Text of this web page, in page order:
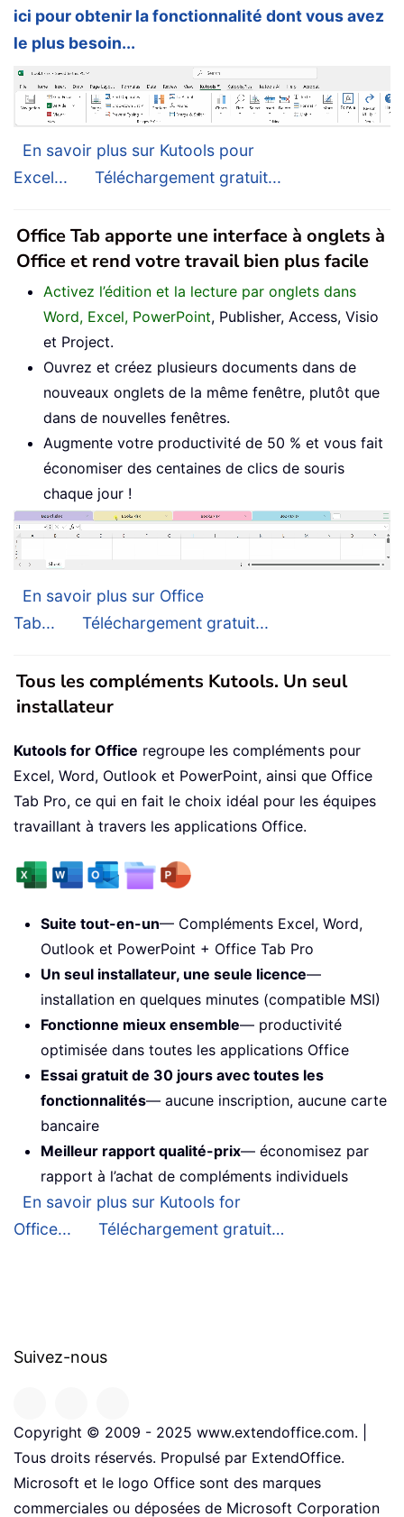
ici pour obtenir la fonctionnalité dont vous avez
le plus besoin...
En savoir plus sur Kutools pour
Excel...
Téléchargement gratuit...
Office Tab apporte une interface à onglets à
Office et rend votre travail bien plus facile
Activez l’édition et la lecture par onglets dans
Word, Excel, PowerPoint, Publisher, Access, Visio
et Project.
Ouvrez et créez plusieurs documents dans de
nouveaux onglets de la même fenêtre, plutôt que
dans de nouvelles fenêtres.
Augmente votre productivité de 50 % et vous fait
économiser des centaines de clics de souris
chaque jour !
En savoir plus sur Office
Tab...
Téléchargement gratuit...
Tous les compléments Kutools. Un seul
installateur
Kutools for Office regroupe les compléments pour
Excel, Word, Outlook et PowerPoint, ainsi que Office
Tab Pro, ce qui en fait le choix idéal pour les équipes
travaillant à travers les applications Office.
Suite tout-en-un— Compléments Excel, Word,
Outlook et PowerPoint + Office Tab Pro
Un seul installateur, une seule licence—
installation en quelques minutes (compatible MSI)
Fonctionne mieux ensemble— productivité
optimisée dans toutes les applications Office
Essai gratuit de 30 jours avec toutes les
fonctionnalités— aucune inscription, aucune carte
bancaire
Meilleur rapport qualité-prix— économisez par
rapport à l’achat de compléments individuels
En savoir plus sur Kutools for
Office...
Téléchargement gratuit…
Suivez-nous
Copyright © 2009 - 2025 www.extendoffice.com. |
Tous droits réservés. Propulsé par ExtendOffice.
Microsoft et le logo Office sont des marques
commerciales ou déposées de Microsoft Corporation